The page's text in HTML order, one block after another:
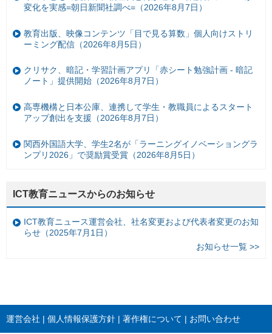
変化を実感=朝日新聞社調べ=（2026年8月7日）
教育出版、映像コンテンツ「目で見る算数」個人向けストリ
ーミング配信（2026年8月5日）
クリサク、暗記・学習計画アプリ「赤シート勉強計画 - 暗記
ノート」提供開始（2026年8月7日）
高専機構と日本公庫、連携して学生・教職員によるスタート
アップ創出を支援（2026年8月7日）
関西外国語大学、学生2名が「ラーニングイノベーショングラ
ンプリ2026」で奨励賞受賞（2026年8月5日）
ICT教育ニュースからのお知らせ
ICT教育ニュース運営会社、社名変更および代表者変更のお知
らせ（2025年7月1日）
お知らせ一覧 >>
運営会社 個人情報保護方針 著作権について お問い合わせ